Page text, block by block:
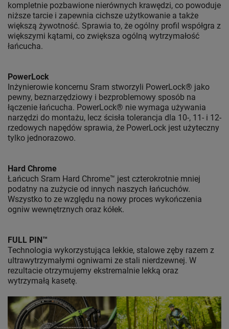
kompletnie pozbawione nierównych krawędzi, co powoduje
niższe tarcie i zapewnia cichsze użytkowanie a także
większą żywotność. Sprawia to, że ogólny profil współgra z
większymi kątami, co zwiększa ogólną wytrzymałość
łańcucha.
PowerLock
Inżynierowie koncernu Sram stworzyli PowerLock® jako
pewny, beznarzędziowy i bezproblemowy sposób na
łączenie łańcucha. PowerLock® nie wymaga używania
narzędzi do montażu, lecz ścisła tolerancja dla 10-, 11- i 12-
rzedowych napędów sprawia, że PowerLock jest użyteczny
tylko jednorazowo.
Hard Chrome
Łańcuch Sram Hard Chrome™ jest czterokrotnie mniej
podatny na zużycie od innych naszych łańcuchów.
Wszystko to ze względu na nowy proces wykończenia
ogniw wewnętrznych oraz kółek.
FULL PIN™
Technologia wykorzystująca lekkie, stalowe zęby razem z
ultrawytrzymałymi ogniwami ze stali nierdzewnej. W
rezultacie otrzymujemy ekstremalnie lekką oraz
wytrzymałą kasetę.